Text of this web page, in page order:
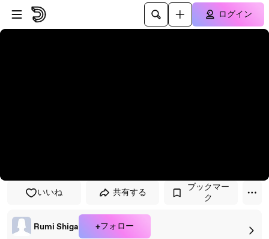
プレイヤーにスキップ
メインコンテンツにスキップ
ログイン
いいね 共有する
ブックマー
ク
Rumi Shiga +フォロー